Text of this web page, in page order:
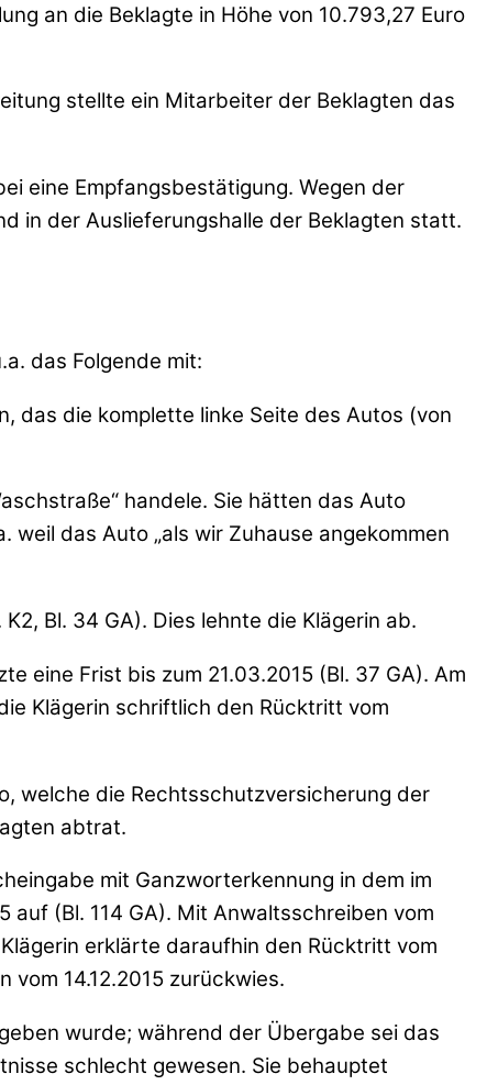
an die Beklagte in Höhe von 10.793,27 Euro
stellte ein Mitarbeiter der Beklagten das
eine Empfangsbestätigung. Wegen der
in der Auslieferungshalle der Beklagten statt.
das Folgende mit:
das die komplette linke Seite des Autos (von
handele. Sie hätten das Auto
das Auto „als wir Zuhause angekommen
Bl. 34 GA). Dies lehnte die Klägerin ab.
eine Frist bis zum 21.03.2015 (Bl. 37 GA). Am
Klägerin schriftlich den Rücktritt vom
welche die Rechtsschutzversicherung der
abtrat.
mit Ganzworterkennung in dem im
auf (Bl. 114 GA). Mit Anwaltsschreiben vom
erklärte daraufhin den Rücktritt vom
14.12.2015 zurückwies.
wurde; während der Übergabe sei das
schlecht gewesen. Sie behauptet